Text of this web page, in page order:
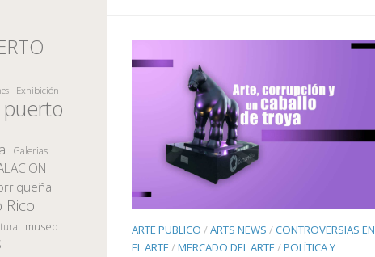
ARTE PUBLICO /ARTS NEWS /CONTROVERSIAS EN
EL ARTE /MERCADO DEL ARTE /POLÍTICA Y
Exhibición
Galerias
museo